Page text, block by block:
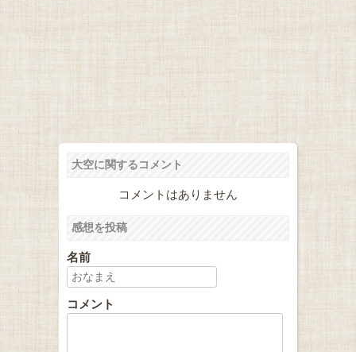
大空に関するコメント
コメントはありません
感想を投稿
名前
コメント